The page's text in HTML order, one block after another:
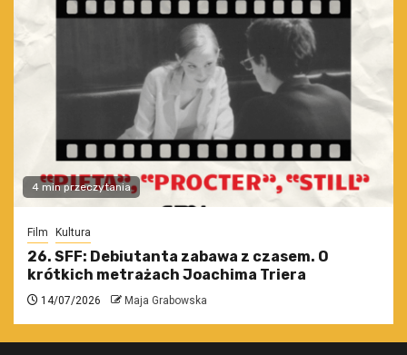
4 min przeczytania
Film Kultura
26. SFF: Debiutanta zabawa z czasem. O
krótkich metrażach Joachima Triera
14/07/2026 Maja Grabowska